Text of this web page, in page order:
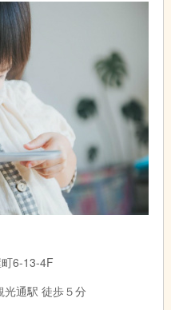
屋町6-13-4F）
4-2-2F）
2-5-15）
与町斉藤郷49-3）
6-13-4F
通駅 徒歩５分